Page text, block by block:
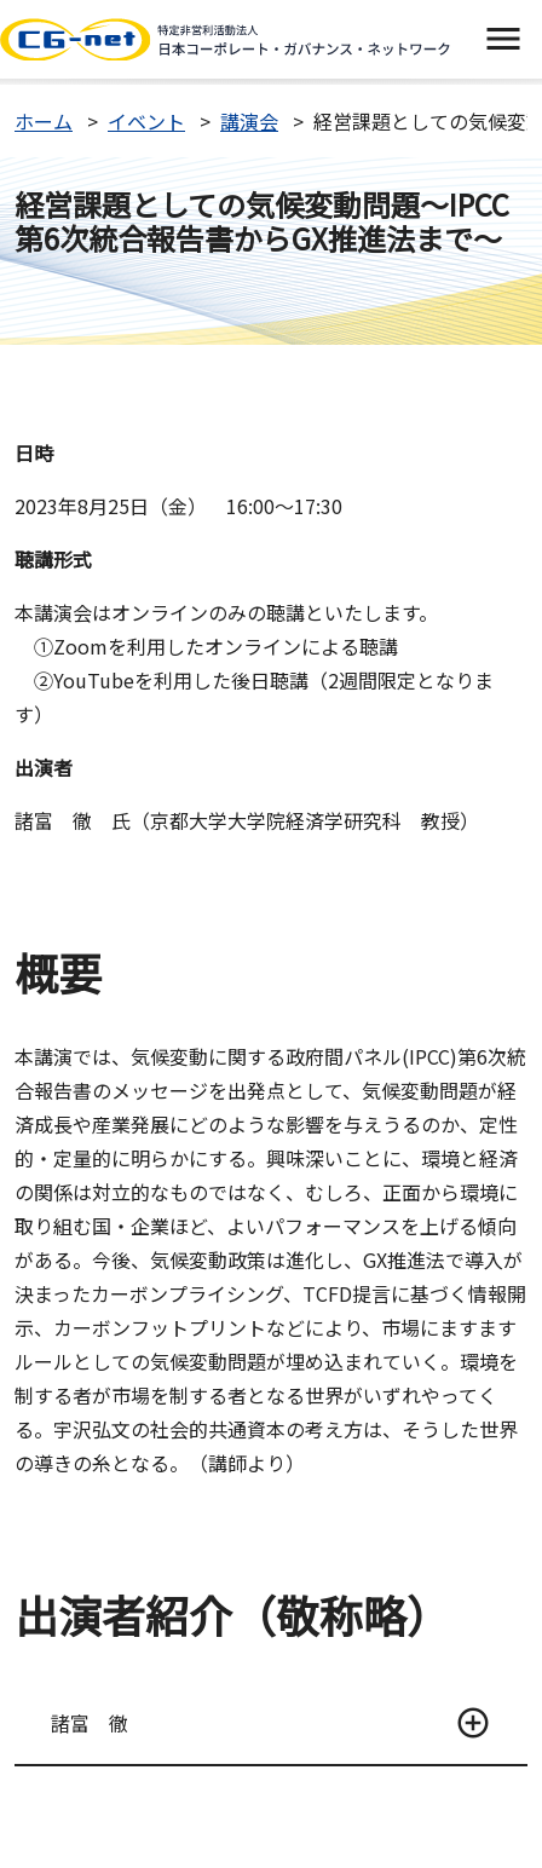
イベント
ニュース
CGネットについて
よくあるご質問
ホーム イベント 講演会 経営課題としての気候変
経営課題としての気候変動問題～IPCC
第6次統合報告書からGX推進法まで～
日時
2023年8月25日（金） 16:00～17:30
聴講形式
本講演会はオンラインのみの聴講といたします。
①Zoomを利用したオンラインによる聴講
②YouTubeを利用した後日聴講（2週間限定となりま
す）
出演者
諸富 徹 氏（京都大学大学院経済学研究科 教授）
概要
本講演では、気候変動に関する政府間パネル(IPCC)第6次統
合報告書のメッセージを出発点として、気候変動問題が経
済成長や産業発展にどのような影響を与えうるのか、定性
的・定量的に明らかにする。興味深いことに、環境と経済
の関係は対立的なものではなく、むしろ、正面から環境に
取り組む国・企業ほど、よいパフォーマンスを上げる傾向
がある。今後、気候変動政策は進化し、GX推進法で導入が
決まったカーボンプライシング、TCFD提言に基づく情報開
示、カーボンフットプリントなどにより、市場にますます
ルールとしての気候変動問題が埋め込まれていく。環境を
制する者が市場を制する者となる世界がいずれやってく
る。宇沢弘文の社会的共通資本の考え方は、そうした世界
の導きの糸となる。（講師より）
出演者紹介（敬称略）
諸富 徹